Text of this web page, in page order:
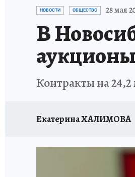
ОТДЫХ В
НОВОСТИ ОБЩЕСТВО 28 мая
В
Контракты на
Екатерина ХАЛИМОВА